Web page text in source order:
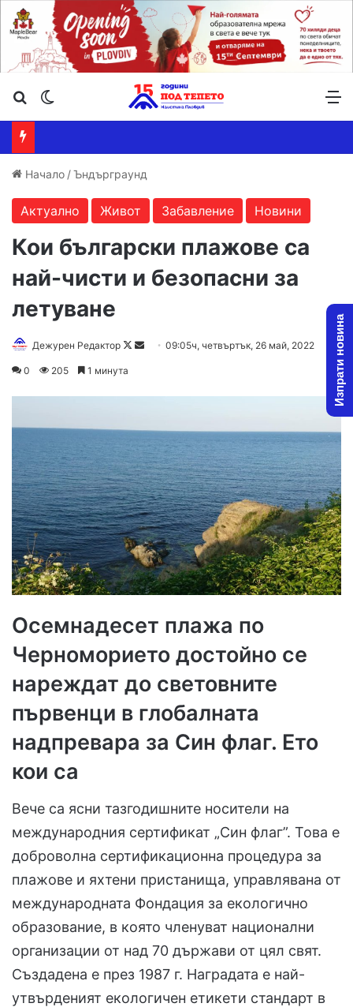
Търсене ...
Начало /Ъндърграунд
Актуално Живот Забавление Новини
Кои български плажове са
най-чисти и безопасни за
летуване
Дежурен Редактор
F
o
n
X
m
a
i
l
09:05ч, четвъртък, 26 май, 2022
0 205 1 минута
Осемнадесет плажа по
Черноморието достойно се
нареждат до световните
първенци в глобалната
надпревара за Син флаг. Ето
кои са
Вече са ясни тазгодишните носители на
международния сертификат „Син флаг”. Това е
доброволна сертификационна процедура за
плажове и яхтени пристанища, управлявана от
международната Фондация за екологично
образование, в която членуват национални
организации от над 70 държави от цял свят.
Създадена е през 1987 г. Наградата е най-
утвърденият екологичен етикети стандарт в
Изпрати новина